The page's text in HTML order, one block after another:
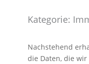
Kategorie:
Nachstehend
die Daten, die